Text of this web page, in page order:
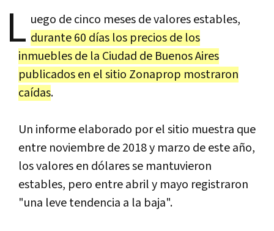
L uego de cinco meses de valores estables,
durante 60 días los precios de los
inmuebles de la Ciudad de Buenos Aires
publicados en el sitio Zonaprop mostraron
caídas.
Un informe elaborado por el sitio muestra que
entre noviembre de 2018 y marzo de este año,
los valores en dólares se mantuvieron
estables, pero entre abril y mayo registraron
"una leve tendencia a la baja".